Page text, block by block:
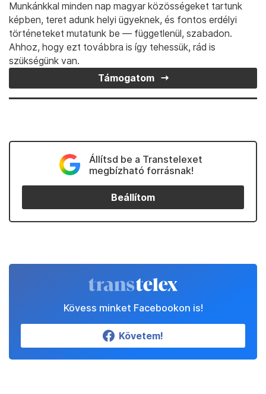
Munkánkkal minden nap magyar közösségeket tartunk
képben, teret adunk helyi ügyeknek, és fontos erdélyi
történeteket mutatunk be — függetlenül, szabadon.
Ahhoz, hogy ezt továbbra is így tehessük, rád is
szükségünk van.
Támogatom
Állítsd be a Transtelexet
megbízható forrásnak!
Beállítom
Kövess minket Facebookon is!
Követem!